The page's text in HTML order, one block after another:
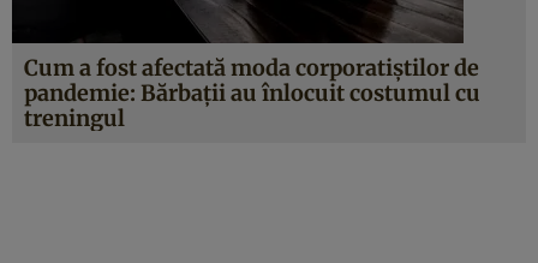
Cum a fost afectată moda corporatiștilor de
pandemie: Bărbații au înlocuit costumul cu
treningul